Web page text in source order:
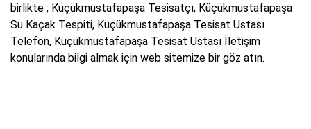
birlikte ; Küçükmustafapaşa Tesisatçı, Küçükmustafapaşa
Su Kaçak Tespiti, Küçükmustafapaşa Tesisat Ustası
Telefon, Küçükmustafapaşa Tesisat Ustası İletişim
konularında bilgi almak için web sitemize bir göz atın.